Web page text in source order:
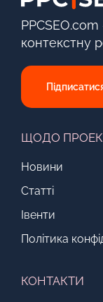
контекстну
ЩОДО
Новини
Статті
Івенти
Політика
КОНТАКТИ